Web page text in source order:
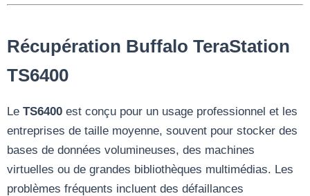
Récupération Buffalo TeraStation
TS6400
Le TS6400 est conçu pour un usage professionnel et les
entreprises de taille moyenne, souvent pour stocker des
bases de données volumineuses, des machines
virtuelles ou de grandes bibliothèques multimédias. Les
problèmes fréquents incluent des défaillances